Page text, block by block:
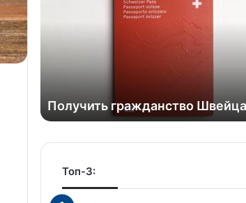
Получить гражданство
Топ-3: